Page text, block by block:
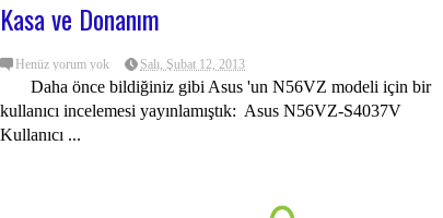
Kasa ve Donanım
Henüz yorum yok Salı, Şubat 12, 2013
Daha önce bildiğiniz gibi Asus 'un N56VZ modeli için bir
kullanıcı incelemesi yayınlamıştık: Asus N56VZ-S4037V
Kullanıcı ...